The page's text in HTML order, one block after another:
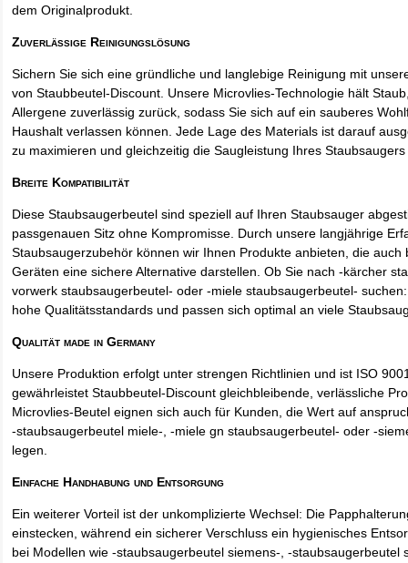
dem Originalprodukt.
Zuverlässige Reinigungslösung
Sichern Sie sich eine gründliche und langlebige Reinigung mit
von Staubbeutel-Discount. Unsere Microvlies-Technologie hält
Allergene zuverlässig zurück, sodass Sie sich auf ein sauberes
Haushalt verlassen können. Jede Lage des Materials ist darauf
zu maximieren und gleichzeitig die Saugleistung Ihres
Breite Kompatibilität
Diese Staubsaugerbeutel sind speziell auf Ihren Staubsauger
passgenauen Sitz ohne Kompromisse. Durch unsere langjährige
Staubsaugerzubehör können wir Ihnen Produkte anbieten, die auch
Geräten eine sichere Alternative darstellen. Ob Sie nach -kärcher
vorwerk staubsaugerbeutel- oder -miele staubsaugerbeutel-
hohe Qualitätsstandards und passen sich optimal an viele
Qualität made in Germany
Unsere Produktion erfolgt unter strengen Richtlinien und ist ISO
gewährleistet Staubbeutel-Discount gleichbleibende, verlässliche
Microvlies-Beutel eignen sich auch für Kunden, die Wert auf
-staubsaugerbeutel miele-, -miele gn staubsaugerbeutel- oder -
legen.
Einfache Handhabung und Entsorgung
Ein weiterer Vorteil ist der unkomplizierte Wechsel: Die
einstecken, während ein sicherer Verschluss ein hygienisches
bei Modellen wie -staubsaugerbeutel siemens-, -staubsaugerbeutel